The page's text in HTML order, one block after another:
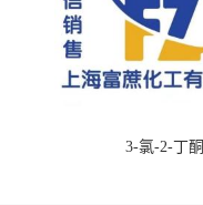
3-氯-2-丁酮